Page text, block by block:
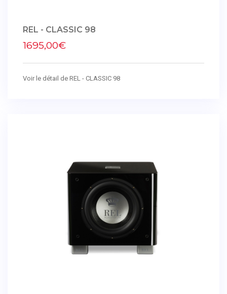
REL - CLASSIC 98
1695,00€
Voir le détail de REL - CLASSIC 98